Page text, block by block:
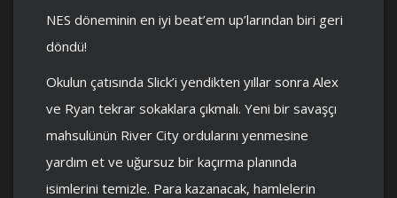
NES döneminin en iyi beat’em up’larından biri geri
döndü!
Okulun çatısında Slick’i yendikten yıllar sonra Alex
ve Ryan tekrar sokaklara çıkmalı. Yeni bir savaşçı
mahsulünün River City ordularını yenmesine
yardım et ve uğursuz bir kaçırma planında
isimlerini temizle. Para kazanacak, hamlelerin